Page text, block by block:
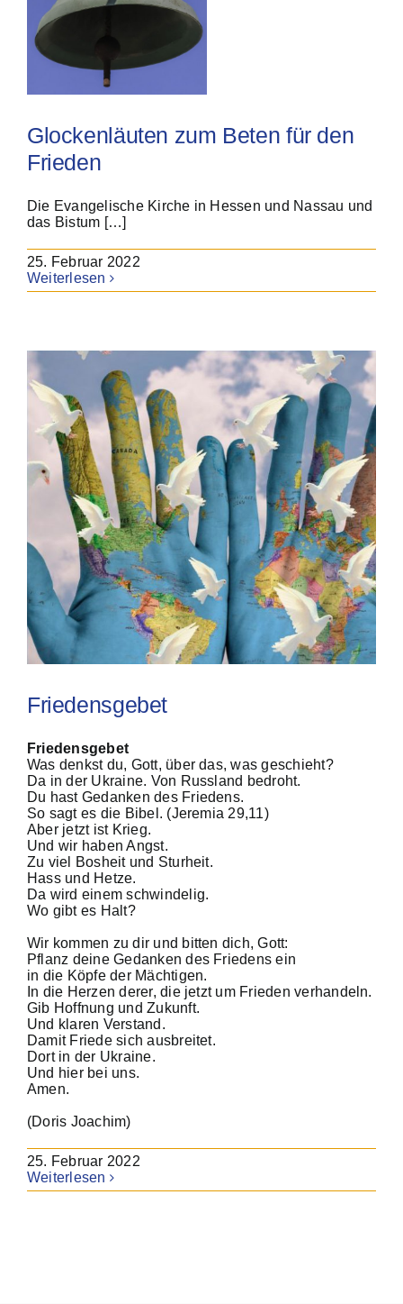
Glockenläuten zum Beten für den
Frieden
Die Evangelische Kirche in Hessen und Nassau und
das Bistum […]
25. Februar 2022
Weiterlesen
Friedensgebet
Friedensgebet
Was denkst du, Gott, über das, was geschieht?
Da in der Ukraine. Von Russland bedroht.
Du hast Gedanken des Friedens.
So sagt es die Bibel. (Jeremia 29,11)
Aber jetzt ist Krieg.
Und wir haben Angst.
Zu viel Bosheit und Sturheit.
Hass und Hetze.
Da wird einem schwindelig.
Wo gibt es Halt?
Wir kommen zu dir und bitten dich, Gott:
Pflanz deine Gedanken des Friedens ein
in die Köpfe der Mächtigen.
In die Herzen derer, die jetzt um Frieden verhandeln.
Gib Hoffnung und Zukunft.
Und klaren Verstand.
Damit Friede sich ausbreitet.
Dort in der Ukraine.
Und hier bei uns.
Amen.
(Doris Joachim)
25. Februar 2022
Weiterlesen